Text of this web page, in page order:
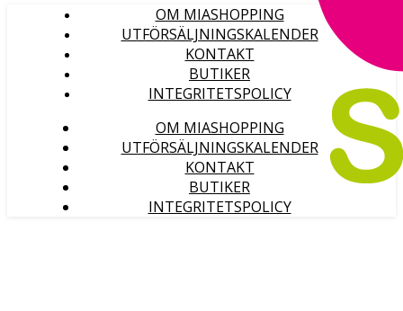
OM MIASHOPPING
UTFÖRSÄLJNINGSKALENDER
KONTAKT
BUTIKER
INTEGRITETSPOLICY
OM MIASHOPPING
UTFÖRSÄLJNINGSKALENDER
KONTAKT
BUTIKER
INTEGRITETSPOLICY